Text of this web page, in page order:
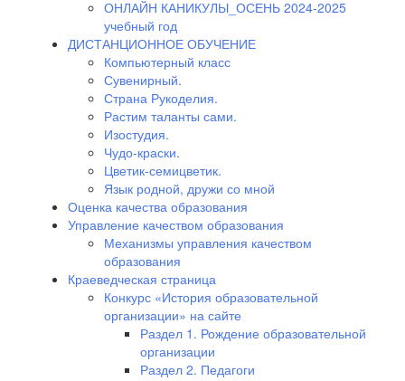
ОНЛАЙН КАНИКУЛЫ_ОСЕНЬ 2024-2025
учебный год
ДИСТАНЦИОННОЕ ОБУЧЕНИЕ
Компьютерный класс
Сувенирный.
Страна Рукоделия.
Растим таланты сами.
Изостудия.
Чудо-краски.
Цветик-семицветик.
Язык родной, дружи со мной
Оценка качества образования
Управление качеством образования
Механизмы управления качеством
образования
Краеведческая страница
Конкурс «История образовательной
организации» на сайте
Раздел 1. Рождение образовательной
организации
Раздел 2. Педагоги